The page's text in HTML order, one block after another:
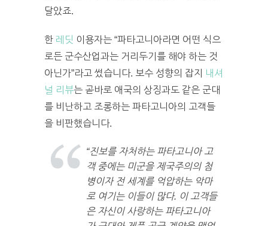
달았죠.
한 레딧 이용자는 “파타고니아라면 어떤 식으
로든 군수산업과는 거리두기를 해야 하는 것
아닌가”라고 썼습니다. 보수 성향의 잡지
내셔
널 리뷰는 곧바로 애국의 상징과도 같은 군대
를 비난하고 조롱하는 파타고니아의 고객들
을 비판했습니다.
“진보를 자처하는 파타고니아 고
객 중에는 미군을 제국주의의 첨
병이자 전 세계를 억압하는 악마
로 여기는 이들이 많다. 이 고객들
은 자신이 사랑하는 파타고니아